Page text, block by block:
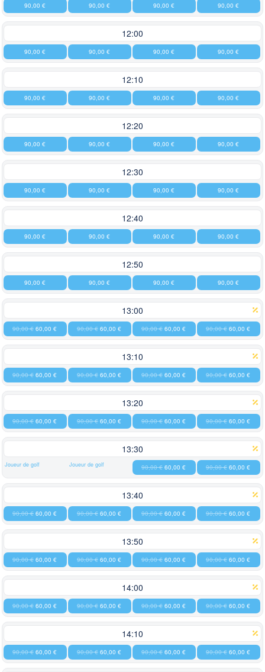
90,00 € 90,00 € 90,00 € 90,00 €
12:00
90,00 € 90,00 € 90,00 € 90,00 €
12:10
90,00 € 90,00 € 90,00 € 90,00 €
12:20
90,00 € 90,00 € 90,00 € 90,00 €
12:30
90,00 € 90,00 € 90,00 € 90,00 €
12:40
90,00 € 90,00 € 90,00 € 90,00 €
12:50
90,00 € 90,00 € 90,00 € 90,00 €
13:00
90,00 € 60,00 € 90,00 € 60,00 € 90,00 € 60,00 € 90,00 € 60,00 €
13:10
90,00 € 60,00 € 90,00 € 60,00 € 90,00 € 60,00 € 90,00 € 60,00 €
13:20
90,00 € 60,00 € 90,00 € 60,00 € 90,00 € 60,00 € 90,00 € 60,00 €
13:30
Joueur de golf Joueur de golf 90,00 € 60,00 € 90,00 € 60,00 €
13:40
90,00 € 60,00 € 90,00 € 60,00 € 90,00 € 60,00 € 90,00 € 60,00 €
13:50
90,00 € 60,00 € 90,00 € 60,00 € 90,00 € 60,00 € 90,00 € 60,00 €
14:00
90,00 € 60,00 € 90,00 € 60,00 € 90,00 € 60,00 € 90,00 € 60,00 €
14:10
90,00 € 60,00 € 90,00 € 60,00 € 90,00 € 60,00 € 90,00 € 60,00 €